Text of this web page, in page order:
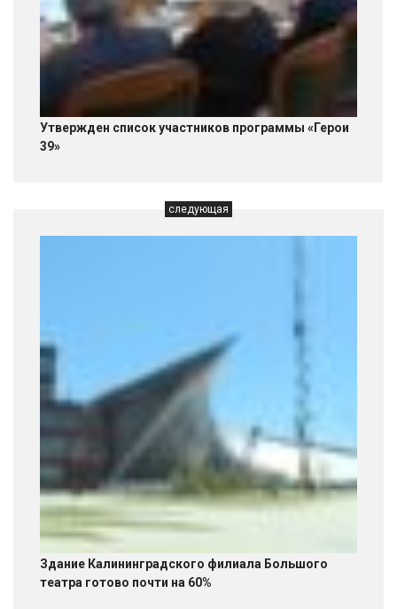
Утвержден список участников программы «Герои
39»
следующая
Здание Калининградского филиала Большого
театра готово почти на 60%